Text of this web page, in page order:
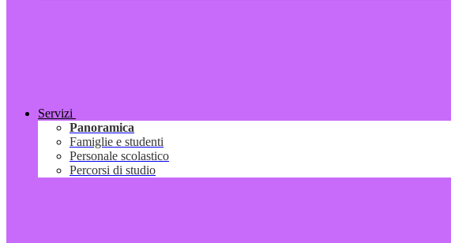
Servizi
Panoramica
Famiglie e studenti
Personale scolastico
Percorsi di studio